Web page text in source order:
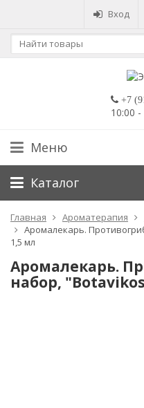
Вход
+7
10:00 -
Меню
Каталог
Главная Ароматерапия
Аромалекарь.
1,5 мл
Аромалекарь.
набор,